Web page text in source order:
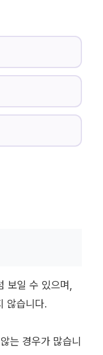
보일 수 있으며,
않습니다.
는 경우가 많습니